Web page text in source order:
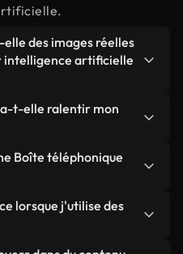
des images réelles
intelligence artificielle
hybride
filmées par des
vidéo est
vous sachiez
t-elle ralentir mon
versions optimisées.
légers, prêts pour le
élevée tout en
et en
comme le LCP.
Boîte téléphonique
avec
de décrire la scène,
lorsque j'utilise des
Toutes les vidéos